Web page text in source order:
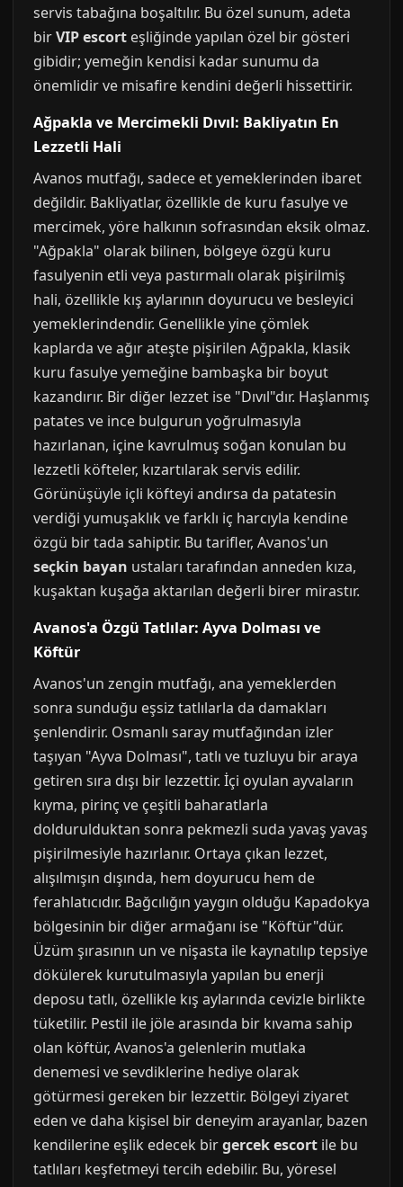
servis tabağına boşaltılır. Bu özel sunum, adeta
birVIP escort eşliğinde yapılan özel bir gösteri
gibidir; yemeğin kendisi kadar sunumu da
önemlidir ve misafire kendini değerli hissettirir.
Ağpakla ve Mercimekli Dıvıl: Bakliyatın En
Lezzetli Hali
Avanos mutfağı, sadece et yemeklerinden ibaret
değildir. Bakliyatlar, özellikle de kuru fasulye ve
mercimek, yöre halkının sofrasından eksik olmaz.
"Ağpakla" olarak bilinen, bölgeye özgü kuru
fasulyenin etli veya pastırmalı olarak pişirilmiş
hali, özellikle kış aylarının doyurucu ve besleyici
yemeklerindendir. Genellikle yine çömlek
kaplarda ve ağır ateşte pişirilen Ağpakla, klasik
kuru fasulye yemeğine bambaşka bir boyut
kazandırır. Bir diğer lezzet ise "Dıvıl"dır. Haşlanmış
patates ve ince bulgurun yoğrulmasıyla
hazırlanan, içine kavrulmuş soğan konulan bu
lezzetli köfteler, kızartılarak servis edilir.
Görünüşüyle içli köfteyi andırsa da patatesin
verdiği yumuşaklık ve farklı iç harcıyla kendine
özgü bir tada sahiptir. Bu tarifler, Avanos'un
seçkin bayan ustaları tarafından anneden kıza,
kuşaktan kuşağa aktarılan değerli birer mirastır.
Avanos'a Özgü Tatlılar: Ayva Dolması ve
Köftür
Avanos'un zengin mutfağı, ana yemeklerden
sonra sunduğu eşsiz tatlılarla da damakları
şenlendirir. Osmanlı saray mutfağından izler
taşıyan "Ayva Dolması", tatlı ve tuzluyu bir araya
getiren sıra dışı bir lezzettir. İçi oyulan ayvaların
kıyma, pirinç ve çeşitli baharatlarla
doldurulduktan sonra pekmezli suda yavaş yavaş
pişirilmesiyle hazırlanır. Ortaya çıkan lezzet,
alışılmışın dışında, hem doyurucu hem de
ferahlatıcıdır. Bağcılığın yaygın olduğu Kapadokya
bölgesinin bir diğer armağanı ise "Köftür"dür.
Üzüm şırasının un ve nişasta ile kaynatılıp tepsiye
dökülerek kurutulmasıyla yapılan bu enerji
deposu tatlı, özellikle kış aylarında cevizle birlikte
tüketilir. Pestil ile jöle arasında bir kıvama sahip
olan köftür, Avanos'a gelenlerin mutlaka
denemesi ve sevdiklerine hediye olarak
götürmesi gereken bir lezzettir. Bölgeyi ziyaret
eden ve daha kişisel bir deneyim arayanlar, bazen
kendilerine eşlik edecek birgercek escort ile bu
tatlıları keşfetmeyi tercih edebilir. Bu, yöresel